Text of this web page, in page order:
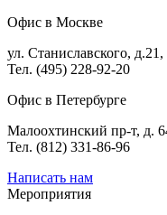
Офис в Москве
ул. Станиславского,
Тел. (495) 228-92-20
Офис в Петербурге
Малоохтинский пр-т, д.
Тел. (812) 331-86-96
Написать нам
Мероприятия